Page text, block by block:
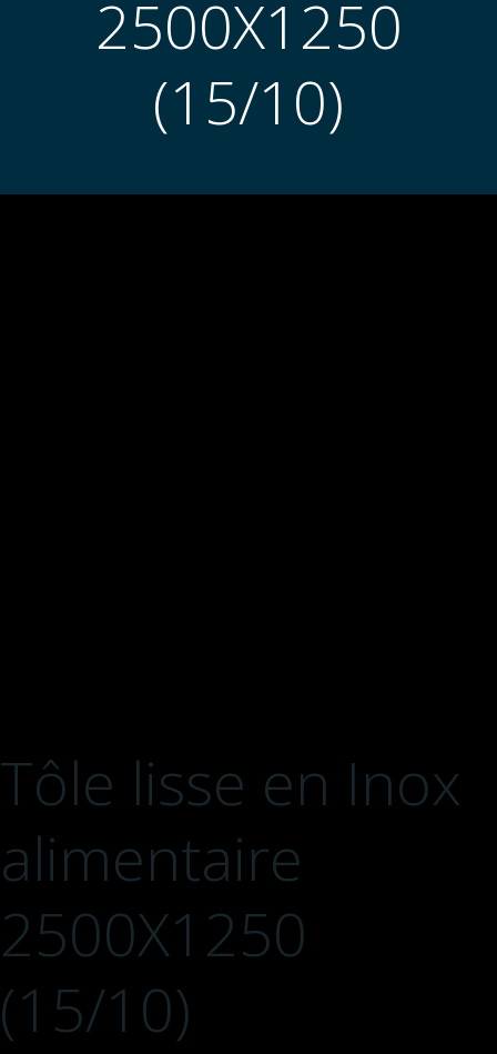
2500X1250
(15/10)
Tôle lisse en Inox
alimentaire
2500X1250
(15/10)